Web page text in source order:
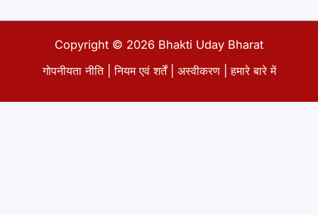
Copyright © 2026 Bhakti Uday Bharat
गोपनीयता नीति|नियम एवं शर्तें| अस्वीकरण |हमारे बारे में